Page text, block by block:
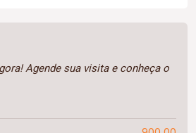
Agende sua visita e conheça o